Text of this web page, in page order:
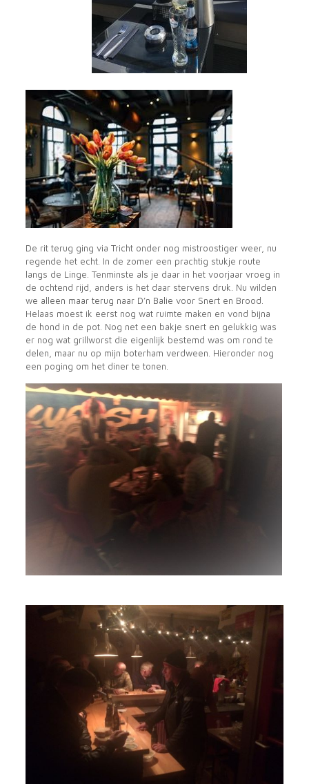
De rit terug ging via Tricht onder nog mistroostiger weer, nu
regende het echt. In de zomer een prachtig stukje route
langs de Linge. Tenminste als je daar in het voorjaar vroeg in
de ochtend rijd, anders is het daar stervens druk. Nu wilden
we alleen maar terug naar D’n Balie voor Snert en Brood.
Helaas moest ik eerst nog wat ruimte maken en vond bijna
de hond in de pot. Nog net een bakje snert en gelukkig was
er nog wat grillworst die eigenlijk bestemd was om rond te
delen, maar nu op mijn boterham verdween. Hieronder nog
een poging om het diner te tonen.